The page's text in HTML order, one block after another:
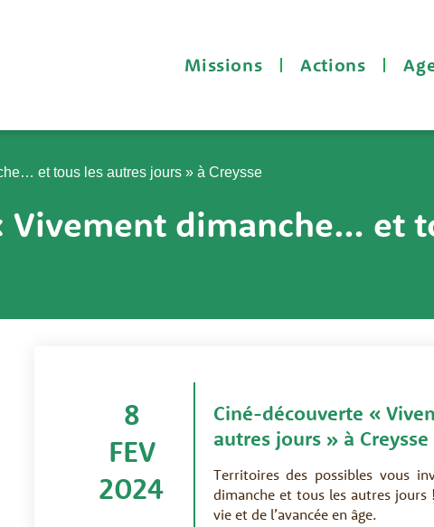
Missions Actions
et tous les autres jours » à Creysse
Vivement dimanche… et
8
FEV
2024
Ciné-découverte «
autres jours » à Creysse
Territoires des possibles vous
dimanche et tous les autres
vie et de l’avancée en âge.